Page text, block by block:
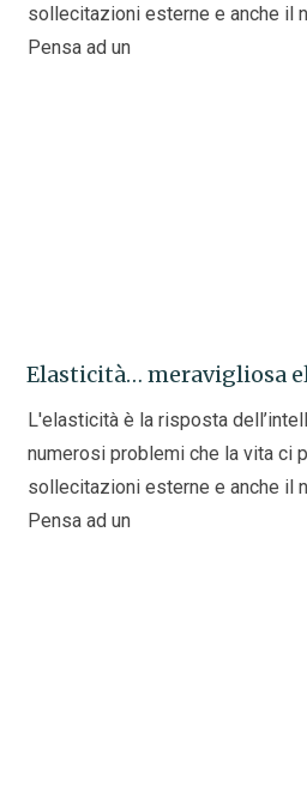
sollecitazioni esterne e anche il
Pensa ad un
Elasticità… meravigliosa
L'elasticità è la risposta
numerosi problemi che la vita ci
sollecitazioni esterne e anche il
Pensa ad un